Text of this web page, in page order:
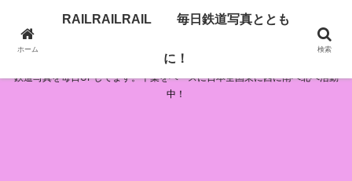
RAILRAILRAIL 毎日鉄道写真とともに！
鉄道写真を毎日UPしてます。千葉をベースに日本全国東に西に南へ北へ活動
中！
ホーム
RAILRAILRAIL 毎日鉄道写真ととも
に！
検索